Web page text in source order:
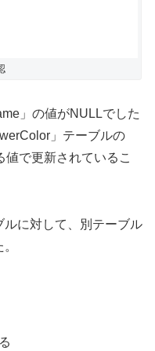
」の値がNULLでした
」テーブルの
値で更新されているこ
ルに対して、別テーブル